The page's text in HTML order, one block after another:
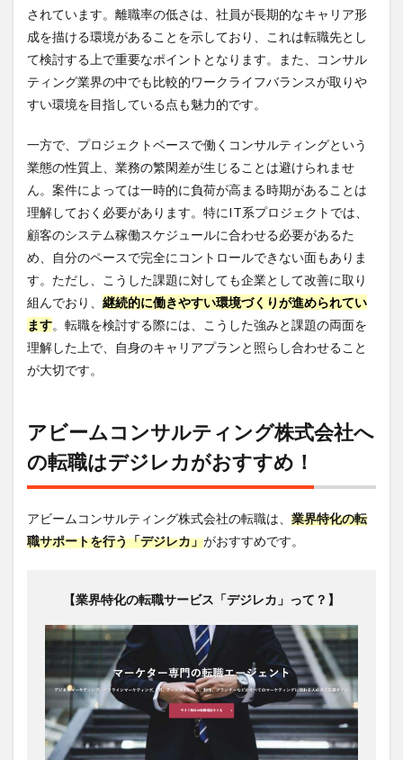
されています。離職率の低さは、社員が長期的なキャリア形
成を描ける環境があることを示しており、これは転職先とし
て検討する上で重要なポイントとなります。また、コンサル
ティング業界の中でも比較的ワークライフバランスが取りや
すい環境を目指している点も魅力的です。
一方で、プロジェクトベースで働くコンサルティングという
業態の性質上、業務の繁閑差が生じることは避けられませ
ん。案件によっては一時的に負荷が高まる時期があることは
理解しておく必要があります。特にIT系プロジェクトでは、
顧客のシステム稼働スケジュールに合わせる必要があるた
め、自分のペースで完全にコントロールできない面もありま
す。ただし、こうした課題に対しても企業として改善に取り
組んでおり、 継続的に働きやすい環境づくりが進められてい
ます。転職を検討する際には、こうした強みと課題の両面を
理解した上で、自身のキャリアプランと照らし合わせること
が大切です。
アビームコンサルティング株式会社へ
の転職はデジレカがおすすめ！
アビームコンサルティング株式会社の転職は、 業界特化の転
職サポートを行う「デジレカ」がおすすめです。
【業界特化の転職サービス「デジレカ」って？】